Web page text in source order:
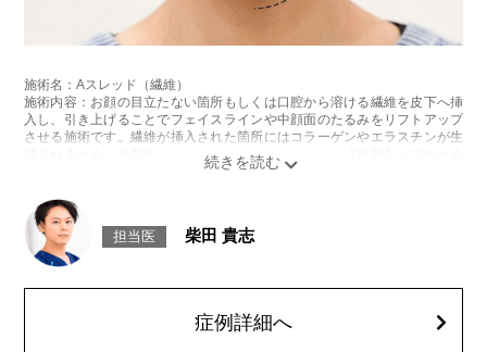
施術名：Aスレッド（繊維）
施術内容：お顔の目立たない箇所もしくは口腔から溶ける繊維を皮下へ挿
入し、引き上げることでフェイスラインや中顔面のたるみをリフトアップ
させる施術です。繊維が挿入された箇所にはコラーゲンやエラスチンが生
成されるため、長期的な美肌効果、肌質の改善効果、将来的なシワやたる
みの予防効果が期待できます。
リスク、副作用：腫れ、内出血、疼痛、頭痛、引き攣れ感などが生じるこ
とがございます。また、稀ではありますが、施術部位の細菌感染症、皮膚
のよれ、繊維の突出などが生じることがございます。化膿止め・痛み止め
を処方しております。服用により、何か異常があれば服用を中止してくだ
費用：1部位 184,800円(税込)
オプション：笑気麻酔 3,300円(税込)
担当医 柴田 貴志
症例詳細へ